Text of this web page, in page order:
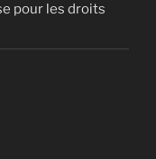
pour les droits